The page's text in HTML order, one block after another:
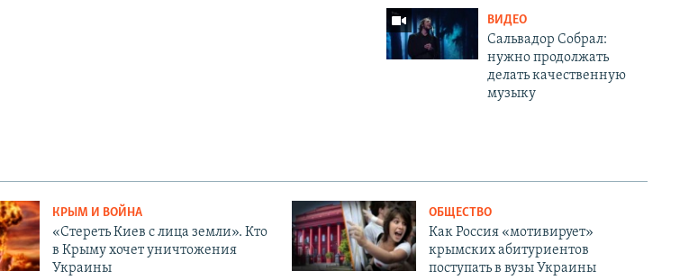
ВИДЕО
Сальвадор Собрал:
нужно продолжать
делать качественную
музыку
КРЫМ И ВОЙНА
«Стереть Киев с лица земли». Кто
в Крыму хочет уничтожения
Украины
ОБЩЕСТВО
Как Россия «мотивирует»
крымских абитуриентов
поступать в вузы Украины